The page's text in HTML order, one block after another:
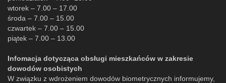
wtorek – 7.00 – 17.00
środa – 7.00 – 15.00
czwartek – 7.00 – 15.00
piątek – 7.00 – 13.00
Infomacja dotycząca obsługi mieszkańców w zakresie
dowodów osobistych
W związku z wdrożeniem dowodów biometrycznych informujemy,